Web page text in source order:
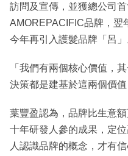
訪問及宣傳，並獲總公司
AMOREPACIFIC品牌，翌
今年再引入護髮品牌「呂」
「我們有兩個核心價值，
決策都是建基於這兩個價
葉豐盈認為，品牌比生意
十年研發人參的成果，定
人認識品牌的概念，才有信